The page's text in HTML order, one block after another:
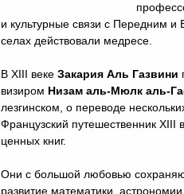
и культурные связи с Передним и
селах действовали медресе.
В XIII веке Закария Аль Газвини
визиром Низам аль-Мюлк аль-
лезгинском, о переводе
Французский путешественник XIII
ценных книг.
Они с большой любовью
развитие математики,